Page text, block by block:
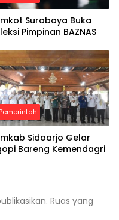
Surabaya Buka
Pimpinan BAZNAS
Pemerintah
Sidoarjo Gelar
Bareng Kemendagri
Ruas yang